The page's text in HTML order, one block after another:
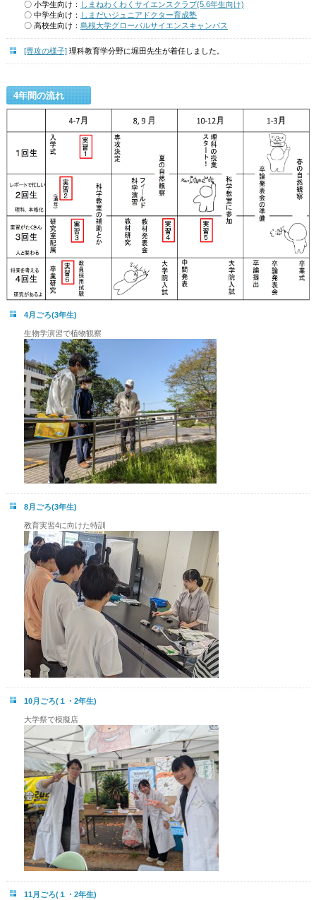
〇 小学生向け： しまねわくわくサイエンスクラブ(5.6年生向け)
〇 中学生向け： しまだいジュニアドクター育成塾
〇 高校生向け： 島根大学グローバルサイエンスキャンパス
[専攻の様子]理科教育学分野に堀田先生が着任しました。
4年間の流れ
4月ごろ(3年生)
生物学演習で植物観察
8月ごろ(3年生)
教育実習4に向けた特訓
10月ごろ(１・2年生)
大学祭で模擬店
11月ごろ(１・2年生)